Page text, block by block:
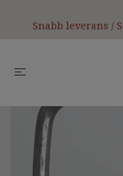
Snabb leverans /